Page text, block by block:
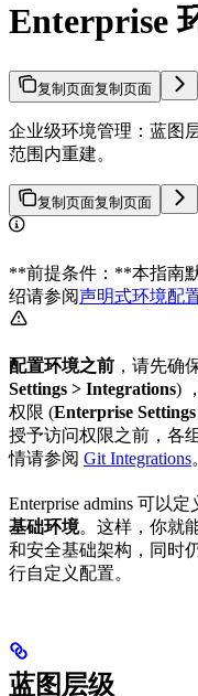
Enterprise
复制页面复制页面
企业级环境管理：蓝图
范围内重建。
复制页面复制页面
**前提条件：**本指南
绍请参阅声明式环境配
配置环境之前 ，请先确
Settings > Integrations)
权限 (Enterprise
授予访问权限之前，各
情请参阅 Git Integrations
Enterprise admins 可以
基础环境。这样，你就
和安全基础架构，同时
行自定义配置。
蓝图层级